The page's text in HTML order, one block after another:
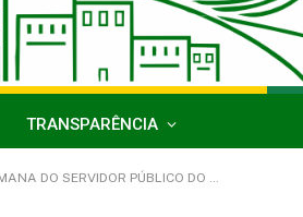
TRANSPARÊNCIA
DO MUNICÍPIO DE ACARÁ/PA)